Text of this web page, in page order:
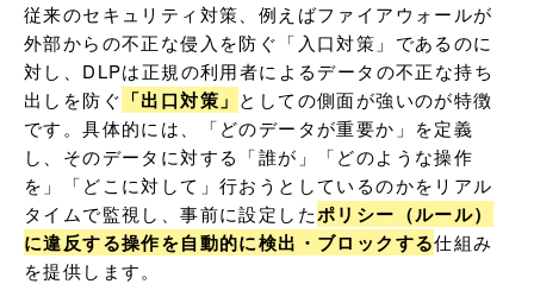
従来のセキュリティ対策、例えばファイアウォールが
外部からの不正な侵入を防ぐ「入口対策」であるのに
対し、DLPは正規の利用者によるデータの不正な持ち
出しを防ぐ 「出口対策」 としての側面が強いのが特徴
です。具体的には、「どのデータが重要か」を定義
し、そのデータに対する「誰が」「どのような操作
を」「どこに対して」行おうとしているのかをリアル
タイムで監視し、事前に設定したポリシー（ルール）
に違反する操作を自動的に検出・ブロックする仕組み
を提供します。